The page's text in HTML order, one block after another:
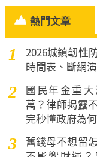
熱門文章
1
2026城鎮韌性
時間表、斷網
2
國民年金重
萬？律師揭露
完秒懂政府為
3
舊錢母不想留